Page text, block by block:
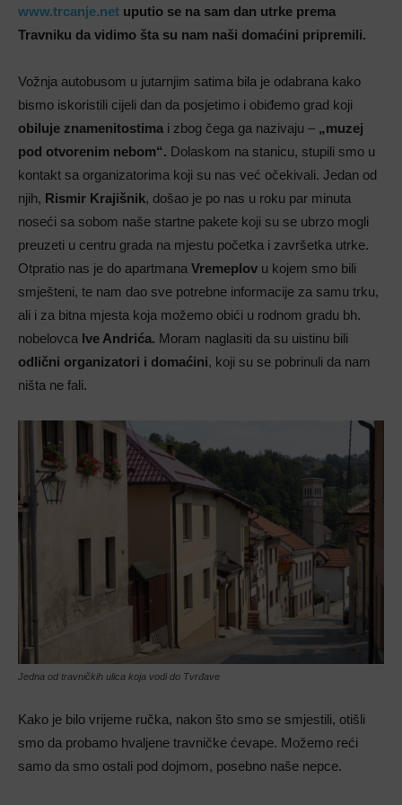
www.trcanje.net uputio se na sam dan utrke prema
Travniku da vidimo šta su nam naši domaćini pripremili.
Vožnja autobusom u jutarnjim satima bila je odabrana kako
bismo iskoristili cijeli dan da posjetimo i obiđemo grad koji
obiluje znamenitostima i zbog čega ga nazivaju – „muzej
pod otvorenim nebom“. Dolaskom na stanicu, stupili smo u
kontakt sa organizatorima koji su nas već očekivali. Jedan od
njih, Rismir Krajišnik, došao je po nas u roku par minuta
noseći sa sobom naše startne pakete koji su se ubrzo mogli
preuzeti u centru grada na mjestu početka i završetka utrke.
Otpratio nas je do apartmana Vremeplov u kojem smo bili
smješteni, te nam dao sve potrebne informacije za samu trku,
ali i za bitna mjesta koja možemo obići u rodnom gradu bh.
nobelovca Ive Andrića. Moram naglasiti da su uistinu bili
odlični organizatori i domaćini, koji su se pobrinuli da nam
ništa ne fali.
Jedna od travničkih ulica koja vodi do Tvrđave
Kako je bilo vrijeme ručka, nakon što smo se smjestili, otišli
smo da probamo hvaljene travničke ćevape. Možemo reći
samo da smo ostali pod dojmom, posebno naše nepce.